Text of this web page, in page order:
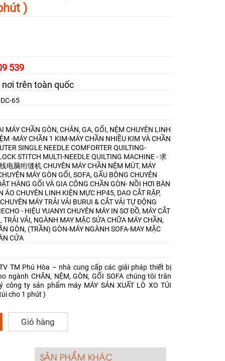
)
539
trên toàn quốc
65
MÁY CHẦN GÒN, CHĂN, GA, GỐI, NỆM CHUYÊN LINH
-MÁY CHẦN 1 KIM-MÁY CHẦN NHIỀU KIM VÀ CHẦN
SINGLE NEEDLE COMFORTER QUILTING-
STITCH MULTI-NEEDLE QUILTING MACHINE - 求
电脑绗缝机CHUYÊN MÁY CHẦN NỆM MÚT, MÁY
MÁY GÒN GỐI, SOFA, GẤU BÔNGCHUYÊN
HÀNG GỐI VÀ GIA CÔNG CHẦN GÒN- NỒI HƠI BÀN
ÁOCHUYÊN LINH KIỆN MỰC HP45, DAO CẮT RẬP,
CHUYÊN MÁY TRẢI VẢI BURUI & CẮT VẢI TỰ ĐỘNG
- HIỆU YUANYI CHUYÊN MÁY IN SƠ ĐỒ, MÁY CẮT
TRẢI VẢI, NGÀNH MAY MẶCSỬA CHỮA MÁY CHẦN,
GÒN, (TRẦN) GÒN-MÁY NGÀNH SOFA-MAY MẶC
CỬA
TM Phú Hòa – nhà cung cấp các giải pháp thiết bị
ngành CHĂN, NỆM, GÒN, GỐI SOFA chúng tôi trân
công ty sản phẩm máy MÁY SẢN XUẤT LÒ XO TÚI
cho 1 phút )
Giỏ hàng
SẢN PHẨM KHÁC